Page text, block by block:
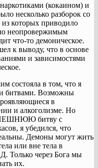
(кокаином) и
несколько разборок со
которых приводило
неопровержимым
что-то демоническое.
к выводу, что в основе
и зависимостями
состояла в том, что я
битвами. Возможны
в
и алкоголизме. Но
ВНЕШНЮЮ битву с
я убедился, что
Демоны могут жить
или вне тела в
Только через Бога мы
их.